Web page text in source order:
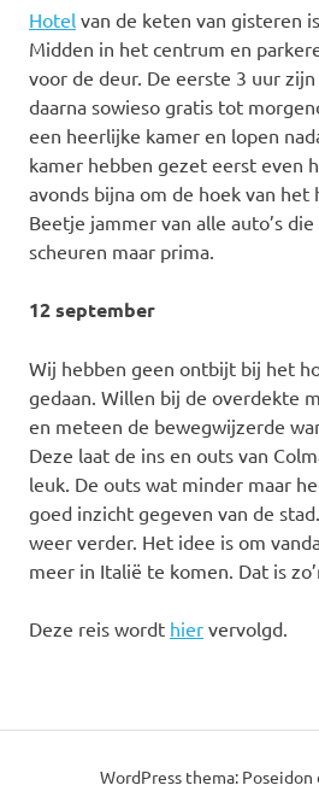
Hotel van de keten van gisteren
Midden in het centrum en
voor de deur. De eerste 3 uur
daarna sowieso gratis tot
een heerlijke kamer en lopen
kamer hebben gezet eerst even
avonds bijna om de hoek van het
Beetje jammer van alle auto’s
scheuren maar prima.
12 september
Wij hebben geen ontbijt bij het
gedaan. Willen bij de overdekte
en meteen de bewegwijzerde
Deze laat de ins en outs van
leuk. De outs wat minder maar
goed inzicht gegeven van de
weer verder. Het idee is om
meer in Italië te komen. Dat is
Deze reis wordt hier vervolgd.
WordPress thema: Poseidon